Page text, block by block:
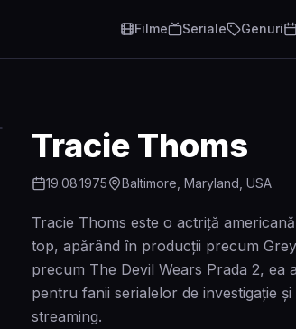
Filme Seriale Genuri
Tracie Thoms
19.08.1975 Baltimore, Maryland, USA
Tracie Thoms este o actriță
top, apărând în producții precum
precum The Devil Wears Prada 2,
pentru fanii serialelor de investigație
streaming.